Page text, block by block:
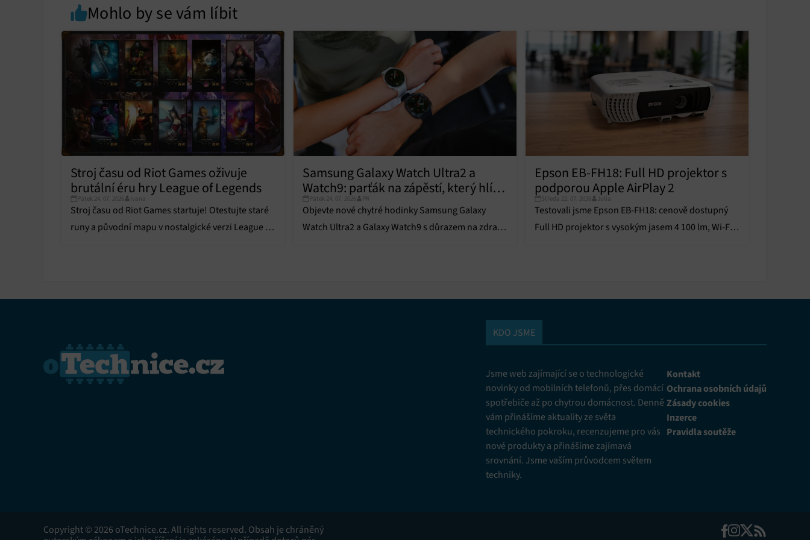
Poskytování a zobrazování reklamy a obsahu, Ukládání a sdělování voleb
ochrany osobních údajů.
Mohlo by se vám líbit
Stroj času od Riot Games oživuje
brutální éru hry League of Legends
Pátek 24. 07. 2026 Ivana
Stroj času od Riot Games startuje! Otestujte staré
runy a původní mapu v nostalgické verzi League of
Samsung Galaxy Watch Ultra2 a
Watch9: parťák na zápěstí, který hlídá
zdraví
Pátek 24. 07. 2026 PR
Objevte nové chytré hodinky Samsung Galaxy
Watch Ultra2 a Galaxy Watch9 s důrazem na zdraví,
Epson EB-FH18: Full HD projektor s
podporou Apple AirPlay 2
Středa 22. 07. 2026 Julia
Testovali jsme Epson EB-FH18: cenově dostupný
Full HD projektor s vysokým jasem 4 100 lm, Wi-Fi a
KDO JSME
Jsme web zajímající se o technologické
novinky od mobilních telefonů, přes domácí
spotřebiče až po chytrou domácnost. Denně
vám přinášíme aktuality ze světa
technického pokroku, recenzujeme pro vás
nové produkty a přinášíme zajímavá
srovnání. Jsme vaším průvodcem světem
techniky.
Kontakt
Ochrana osobních údajů
Zásady cookies
Inzerce
Pravidla soutěže
Copyright © 2026 oTechnice.cz. All rights reserved. Obsah je chráněný